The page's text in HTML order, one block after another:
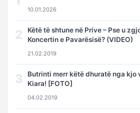
10.01.2026
2
Këtë të shtune në Prive – Pse u
Koncertin e Pavarësisë? (VIDEO)
21.02.2019
3
Butrinti merr këtë dhuratë nga kjo
Kiara! [FOTO]
04.02.2019